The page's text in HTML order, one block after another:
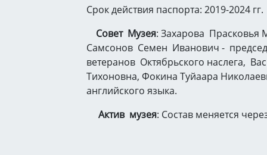
Срок действия паспорта: 2019-2024 гг.
Совет Музея: Захарова Прасковья
Самсонов Семен Иванович -
ветеранов Октябрьского наслега,
Тихоновна, Фокина Туйаара
английского языка.
Актив музея: Состав меняется